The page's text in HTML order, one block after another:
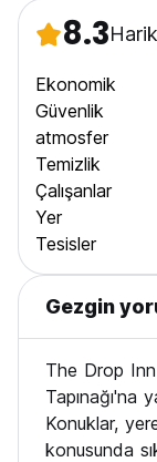
8.3
Ekonomik
Güvenlik
atmosfer
Temizlik
Çalışanlar
Yer
Tesisler
Gezgin
The Drop
Tapınağı'na
Konuklar,
konusunda